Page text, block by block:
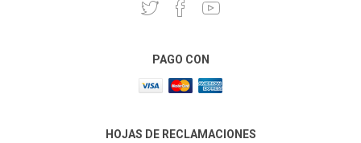
PAGO CON
HOJAS DE RECLAMACIONES